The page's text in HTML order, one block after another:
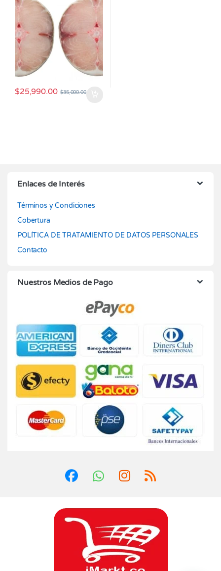
$25,990.00 $35,000.00
Enlaces de Interés
Términos y Condiciones
Cobertura
POLÍTICA DE TRATAMIENTO DE DATOS PERSONALES
Contacto
Nuestros Medios de Pago